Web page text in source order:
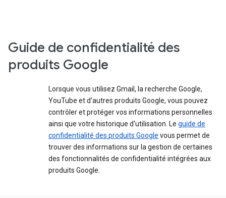
Guide de confidentialité des
produits Google
Lorsque vous utilisez Gmail, la recherche Google,
YouTube et d'autres produits Google, vous pouvez
contrôler et protéger vos informations personnelles
ainsi que votre historique d'utilisation. Le guide de
confidentialité des produits Google vous permet de
trouver des informations sur la gestion de certaines
des fonctionnalités de confidentialité intégrées aux
produits Google.